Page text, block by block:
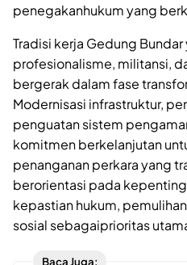
penegakanhukum yang
Tradisi kerja Gedung
profesionalisme, militansi,
bergerak dalam fase
Modernisasi infrastruktur,
penguatan sistem
komitmen berkelanjutan
penanganan perkara yang
berorientasi pada
kepastian hukum,
sosial sebagaiprioritas
Baca Juga: